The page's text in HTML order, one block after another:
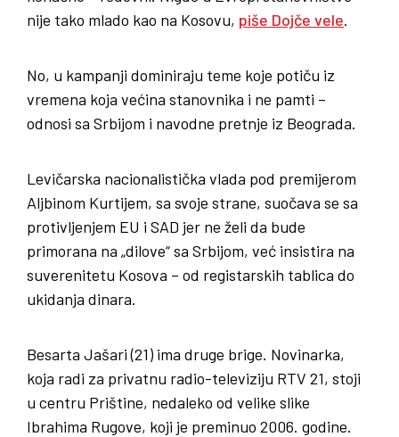
nije tako mlado kao na Kosovu, piše Dojče vele.
No, u kampanji dominiraju teme koje potiču iz
vremena koja većina stanovnika i ne pamti –
odnosi sa Srbijom i navodne pretnje iz Beograda.
Levičarska nacionalistička vlada pod premijerom
Aljbinom Kurtijem, sa svoje strane, suočava se sa
protivljenjem EU i SAD jer ne želi da bude
primorana na „dilove“ sa Srbijom, već insistira na
suverenitetu Kosova – od registarskih tablica do
ukidanja dinara.
Besarta Jašari (21) ima druge brige. Novinarka,
koja radi za privatnu radio-televiziju RTV 21, stoji
u centru Prištine, nedaleko od velike slike
Ibrahima Rugove, koji je preminuo 2006. godine.